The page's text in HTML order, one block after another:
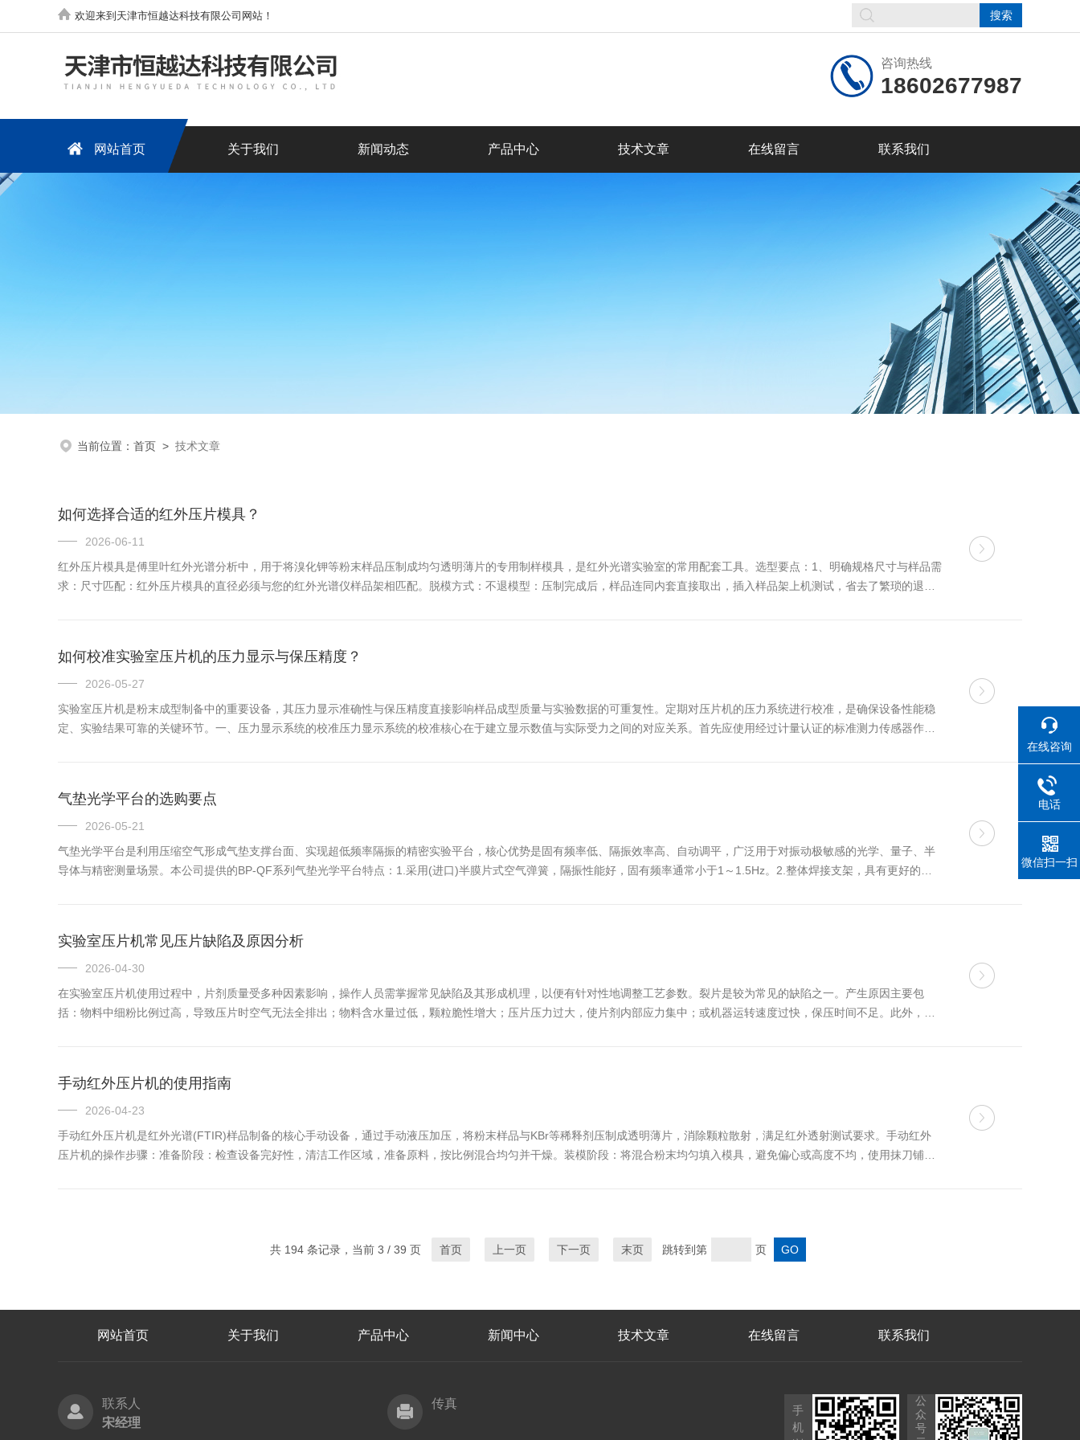
欢迎来到天津市恒越达科技有限公司网站！
咨询热线
18602677987
网站首页 关于我们 新闻动态 产品中心 技术文章 在线留言 联系我们
当前位置： 首页 > 技术文章
如何选择合适的红外压片模具？
2026-06-11
红外压片模具是傅里叶红外光谱分析中，用于将溴化钾等粉末样品压制成均匀透明薄片的专用制样模具，是红外光谱实验室的常用配套工具‌。选型要点：1、明确规格尺寸与样品需
求：尺寸匹配：红外压片模具的直径必须与您的红外光谱仪样品架相匹配。脱模方式：不退模型：压制完成后，样品连同内套直接取出，插入样品架上机测试，省去了繁琐的退模
如何校准实验室压片机的压力显示与保压精度？
2026-05-27
实验室压片机是粉末成型制备中的重要设备，其压力显示准确性与保压精度直接影响样品成型质量与实验数据的可重复性。定期对压片机的压力系统进行校准，是确保设备性能稳
定、实验结果可靠的关键环节。一、压力显示系统的校准压力显示系统的校准核心在于建立显示数值与实际受力之间的对应关系。首先应使用经过计量认证的标准测力传感器作为
气垫光学平台的选购要点
2026-05-21
气垫光学平台是利用压缩空气形成气垫支撑台面、实现超低频率隔振的精密实验平台，核心优势是固有频率低、隔振效率高、自动调平，广泛用于对振动极敏感的光学、量子、半
导体与精密测量场景。本公司提供的BP-QF系列气垫光学平台特点：1.采用(进口)半膜片式空气弹簧，隔振性能好，固有频率通常小于1～1.5Hz。2.整体焊接支架，具有更好的刚
实验室压片机常见压片缺陷及原因分析
2026-04-30
在实验室压片机使用过程中，片剂质量受多种因素影响，操作人员需掌握常见缺陷及其形成机理，以便有针对性地调整工艺参数。裂片是较为常见的缺陷之一。产生原因主要包
括：物料中细粉比例过高，导致压片时空气无法全排出；物料含水量过低，颗粒脆性增大；压片压力过大，使片剂内部应力集中；或机器运转速度过快，保压时间不足。此外，模
手动红外压片机的使用指南
2026-04-23
手动红外压片机是红外光谱(FTIR)样品制备的核心手动设备，通过手动液压加压，将粉末样品与KBr等稀释剂压制成透明薄片，消除颗粒散射，满足红外透射测试要求。手动红外
压片机的操作步骤：准备阶段：检查设备完好性，清洁工作区域，准备原料，按比例混合均匀并干燥。装模阶段：将混合粉末均匀填入模具，避免偏心或高度不均，使用抹刀铺
共 194 条记录，当前 3 / 39 页 首页 上一页 下一页 末页 跳转到第 页
网站首页 关于我们 产品中心 新闻中心 技术文章 在线留言 联系我们
联系人
宋经理
传真
手
机
公
众
号
在线咨询
电话
微信扫一扫